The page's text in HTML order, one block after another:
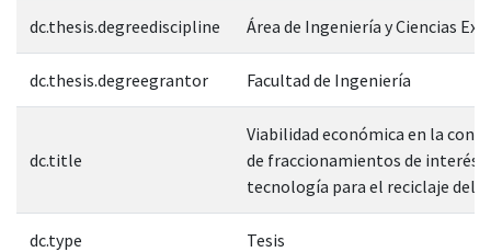
dc.thesis.degreediscipline Área de Ingeniería y Ciencias
dc.thesis.degreegrantor Facultad de Ingeniería
dc.title
Viabilidad económica en la
de fraccionamientos de interés
tecnología para el reciclaje del
dc.type Tesis